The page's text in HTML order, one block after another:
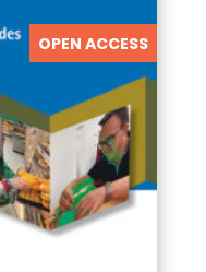
OPEN ACCESS